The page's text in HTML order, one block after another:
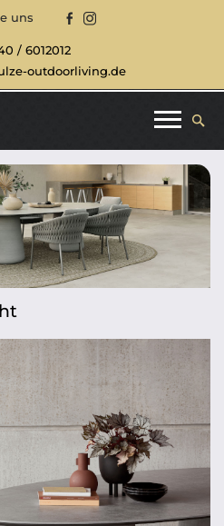
uns
/ 6012012
outdoorliving.de